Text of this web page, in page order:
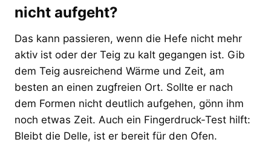
nicht aufgeht?
Das kann passieren, wenn die Hefe nicht mehr
aktiv ist oder der Teig zu kalt gegangen ist. Gib
dem Teig ausreichend Wärme und Zeit, am
besten an einen zugfreien Ort. Sollte er nach
dem Formen nicht deutlich aufgehen, gönn ihm
noch etwas Zeit. Auch ein Fingerdruck-Test hilft:
Bleibt die Delle, ist er bereit für den Ofen.